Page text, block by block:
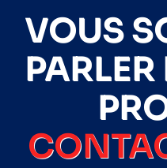
VOUS
PARLER